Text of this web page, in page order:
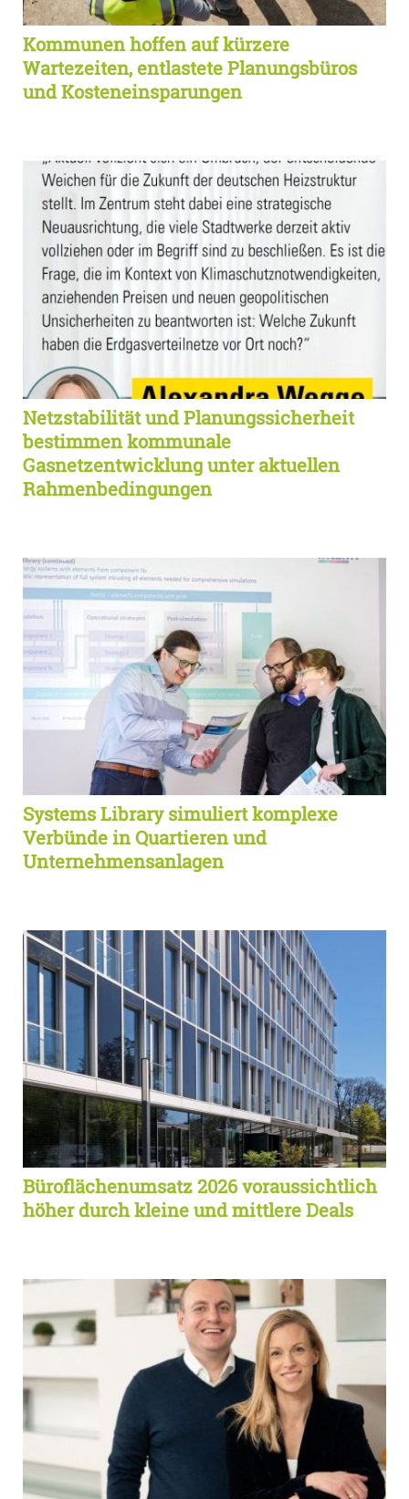
Kommunen hoffen auf kürzere
Wartezeiten, entlastete Planungsbüros
und Kosteneinsparungen
Netzstabilität und Planungssicherheit
bestimmen kommunale
Gasnetzentwicklung unter aktuellen
Rahmenbedingungen
Systems Library simuliert komplexe
Verbünde in Quartieren und
Unternehmensanlagen
Büroflächenumsatz 2026 voraussichtlich
höher durch kleine und mittlere Deals